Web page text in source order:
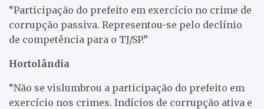
“Participação do prefeito em exercício no crime de
corrupção passiva. Representou-se pelo declínio
de competência para o TJ/SP.”
Hortolândia
“Não se vislumbrou a participação do prefeito em
exercício nos crimes. Indícios de corrupção ativa e